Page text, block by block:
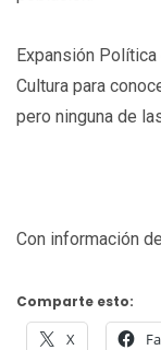
Expansión
Cultura para
pero ninguna de
Con información
Comparte esto:
X